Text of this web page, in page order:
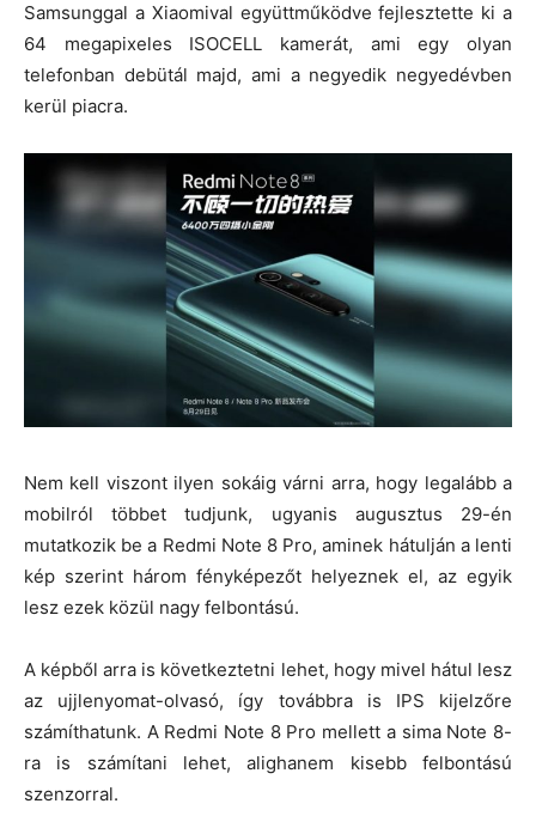
Samsunggal a Xiaomival együttműködve fejlesztette ki a
64 megapixeles ISOCELL kamerát, ami egy olyan
telefonban debütál majd, ami a negyedik negyedévben
kerül piacra.
Nem kell viszont ilyen sokáig várni arra, hogy legalább a
mobilról többet tudjunk, ugyanis augusztus 29-én
mutatkozik be a Redmi Note 8 Pro, aminek hátulján a lenti
kép szerint három fényképezőt helyeznek el, az egyik
lesz ezek közül nagy felbontású.
A képből arra is következtetni lehet, hogy mivel hátul lesz
az ujjlenyomat-olvasó, így továbbra is IPS kijelzőre
számíthatunk. A Redmi Note 8 Pro mellett a sima Note 8-
ra is számítani lehet, alighanem kisebb felbontású
szenzorral.